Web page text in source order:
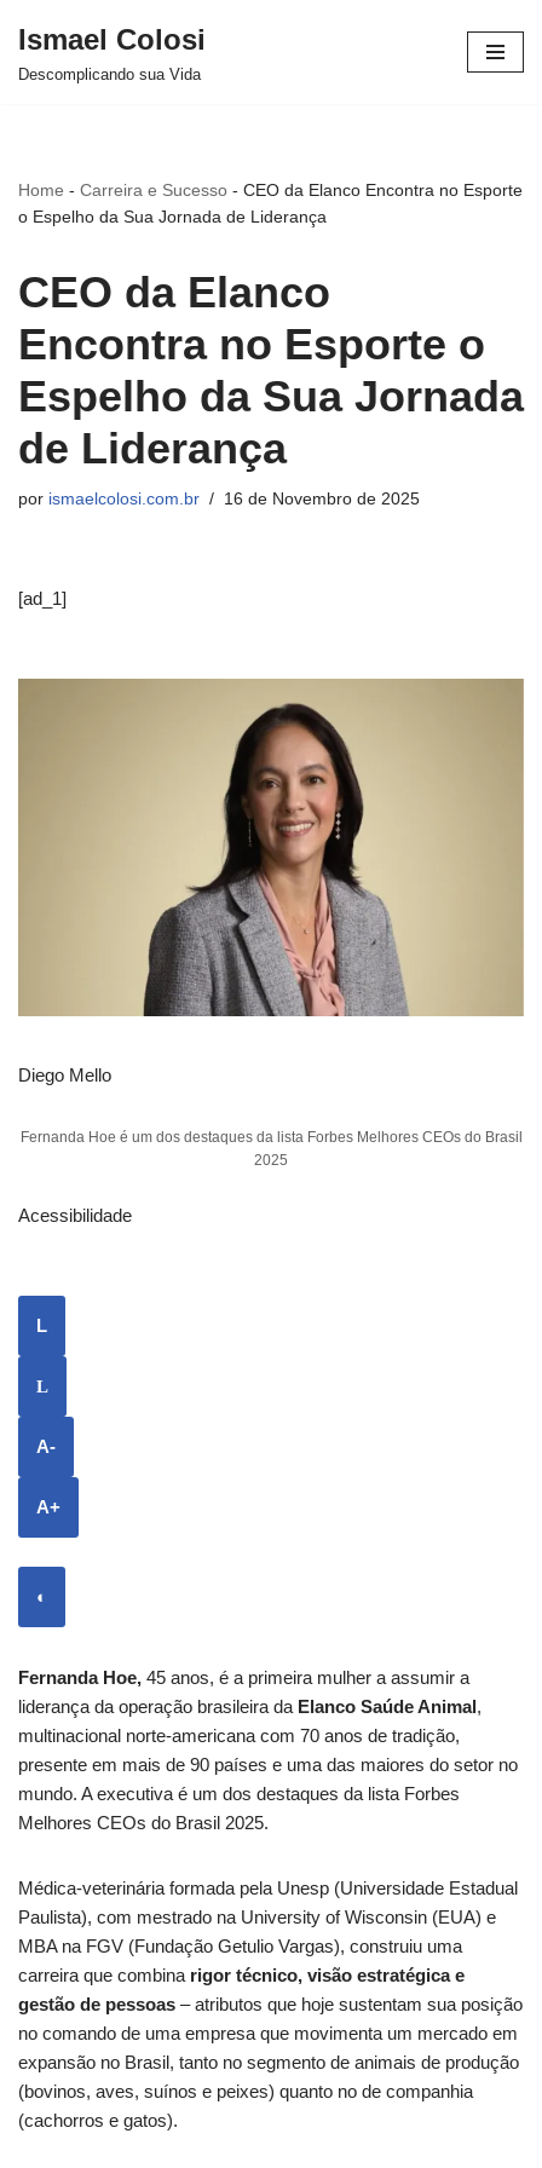
Avançar
Ismael Colosi
Descomplicando sua Vida
Home - Carreira e Sucesso - CEO da Elanco Encontra no Esporte
o Espelho da Sua Jornada de Liderança
CEO da Elanco
Encontra no Esporte o
Espelho da Sua Jornada
de Liderança
por ismaelcolosi.com.br 16 de Novembro de 2025
[ad_1]
Diego Mello
Fernanda Hoe é um dos destaques da lista Forbes Melhores CEOs do Brasil
2025
Acessibilidade
L
L
A-
A+
◐
Fernanda Hoe, 45 anos, é a primeira mulher a assumir a
liderança da operação brasileira da Elanco Saúde Animal,
multinacional norte-americana com 70 anos de tradição,
presente em mais de 90 países e uma das maiores do setor no
mundo. A executiva é um dos destaques da lista Forbes
Melhores CEOs do Brasil 2025.
Médica-veterinária formada pela Unesp (Universidade Estadual
Paulista), com mestrado na University of Wisconsin (EUA) e
MBA na FGV (Fundação Getulio Vargas), construiu uma
carreira que combina rigor técnico, visão estratégica e
gestão de pessoas – atributos que hoje sustentam sua posição
no comando de uma empresa que movimenta um mercado em
expansão no Brasil, tanto no segmento de animais de produção
(bovinos, aves, suínos e peixes) quanto no de companhia
(cachorros e gatos).